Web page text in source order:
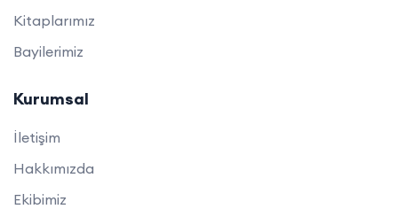
Kitaplarımız
Bayilerimiz
Kurumsal
İletişim
Hakkımızda
Ekibimiz